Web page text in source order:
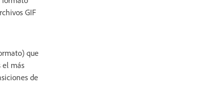
GIF
que
el más
de